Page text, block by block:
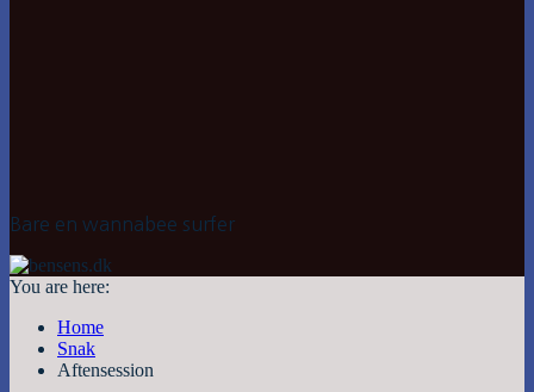
Bare en wannabee surfer
You are here:
Home
Snak
Aftensession